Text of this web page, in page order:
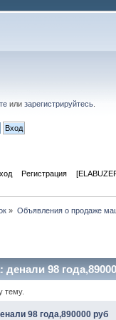
или зарегистрируйтесь.
Регистрация
» Объявления о продаже
денали 98
тему.
98 года,890000 руб